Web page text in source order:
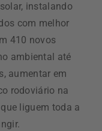
instalando
com melhor
410 novos
ambiental até
aumentar em
rodoviário na
liguem toda a